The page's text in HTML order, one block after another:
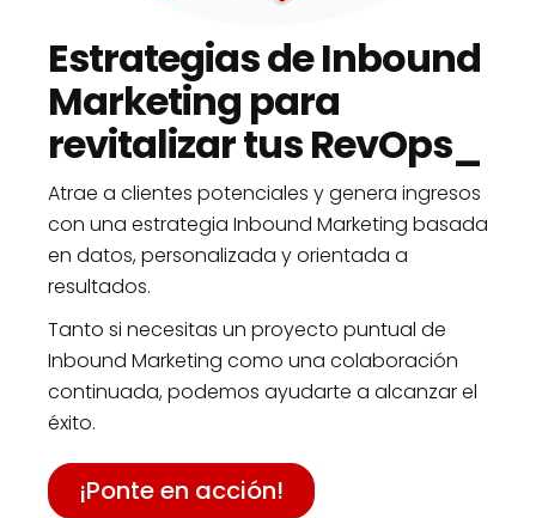
Estrategias de Inbound
Marketing para
revitalizar tus RevOps_
Atrae a clientes potenciales y genera ingresos
con una estrategia Inbound Marketing basada
en datos, personalizada y orientada a
resultados.
Tanto si necesitas un proyecto puntual de
Inbound Marketing como una colaboración
continuada, podemos ayudarte a alcanzar el
éxito.
¡Ponte en acción!